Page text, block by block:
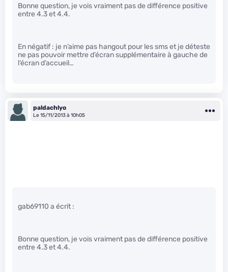
Bonne question, je vois vraiment pas de différence positive
entre 4.3 et 4.4.
En négatif : je n’aime pas hangout pour les sms et je déteste
ne pas pouvoir mettre d’écran supplémentaire à gauche de
l’écran d’accueil…
paldachlyo
Le 15/11/2013 à 10h05
gab69110 a écrit :
Bonne question, je vois vraiment pas de différence positive
entre 4.3 et 4.4.